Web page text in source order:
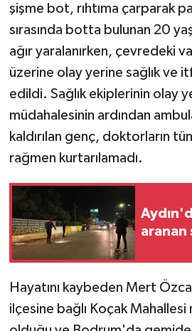
şişme bot, rıhtıma çarparak
sırasında botta bulunan 20
ağır yaralanırken, çevredeki
üzerine olay yerine sağlık ve
edildi. Sağlık ekiplerinin olay
müdahalesinin ardından
kaldırılan genç, doktorların
rağmen kurtarılamadı.
aranan
Hayatını kaybeden Mert
ilçesine bağlı Koçak Mahallesi